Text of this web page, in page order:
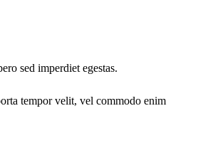
sed imperdiet egestas.
tempor velit, vel commodo enim